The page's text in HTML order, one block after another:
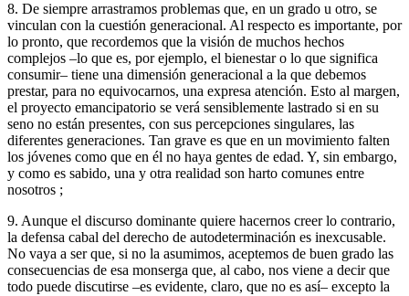
8. De siempre arrastramos problemas que, en un grado u otro, se
vinculan con la cuestión generacional. Al respecto es importante, por
lo pronto, que recordemos que la visión de muchos hechos
complejos –lo que es, por ejemplo, el bienestar o lo que significa
consumir– tiene una dimensión generacional a la que debemos
prestar, para no equivocarnos, una expresa atención. Esto al margen,
el proyecto emancipatorio se verá sensiblemente lastrado si en su
seno no están presentes, con sus percepciones singulares, las
diferentes generaciones. Tan grave es que en un movimiento falten
los jóvenes como que en él no haya gentes de edad. Y, sin embargo,
y como es sabido, una y otra realidad son harto comunes entre
nosotros ;
9. Aunque el discurso dominante quiere hacernos creer lo contrario,
la defensa cabal del derecho de autodeterminación es inexcusable.
No vaya a ser que, si no la asumimos, aceptemos de buen grado las
consecuencias de esa monserga que, al cabo, nos viene a decir que
todo puede discutirse –es evidente, claro, que no es así– excepto la